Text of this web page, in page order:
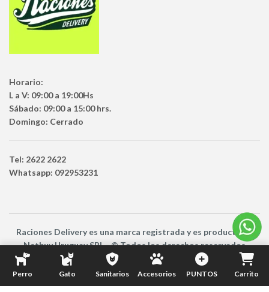
Horario:
L a V: 09:00 a 19:00Hs
Sábado: 09:00 a 15:00 hrs.
Domingo: Cerrado
Tel: 2622 2622
Whatsapp: 092953231
Raciones Deliveryes una marca registrada y es productode
Netbuy Uruguay SRL -© Todos los derechos reservados
Perro Gato Sanitarios Accesorios PUNTOS Carrito